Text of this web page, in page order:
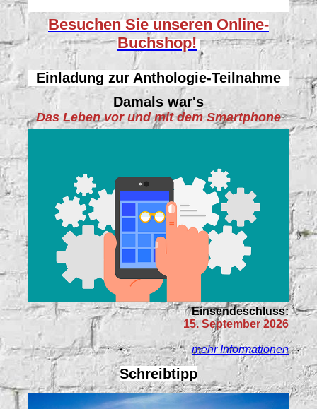
Besuchen Sie unserenOnline-
Buchshop!
Einladung zur Anthologie-Teilnahme
Damals war's
Das Leben vor und mit dem Smartphone
Einsendeschluss:
15. September 2026
mehr Informationen
Schreibtipp